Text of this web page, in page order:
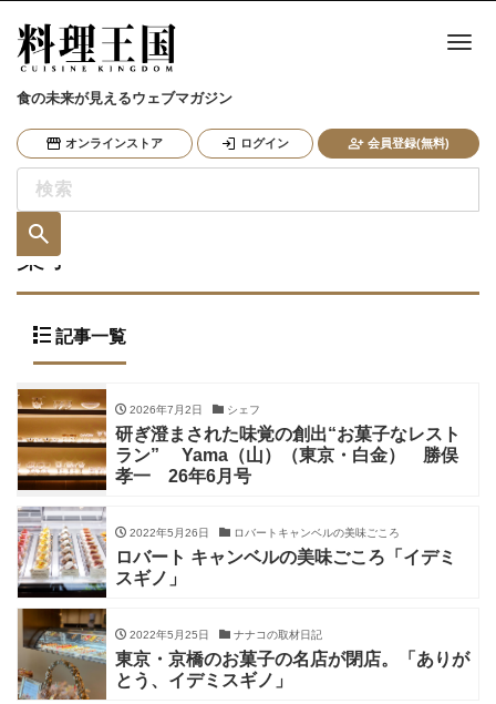
食の未来が見えるウェブマガジン
オンラインストア ログイン 会員登録(無料)
ナ
菓子
記事一覧
2026年7月2日 シェフ
研ぎ澄まされた味覚の創出“お菓子なレスト
ラン” Yama（山）（東京・白金） 勝俣
孝一 26年6月号
2022年5月26日 ロバートキャンベルの美味ごころ
ロバート キャンベルの美味ごころ「イデミ
スギノ」
2022年5月25日 ナナコの取材日記
東京・京橋のお菓子の名店が閉店。「ありが
とう、イデミスギノ」